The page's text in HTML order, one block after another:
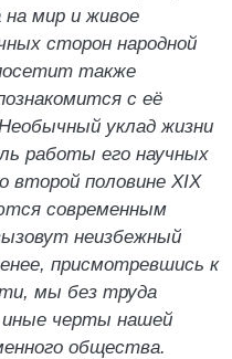
на мир и живое
сторон народной
также
с её
уклад жизни
работы его научных
второй половине XIX
современным
неизбежный
присмотревшись к
мы без труда
черты нашей
общества.